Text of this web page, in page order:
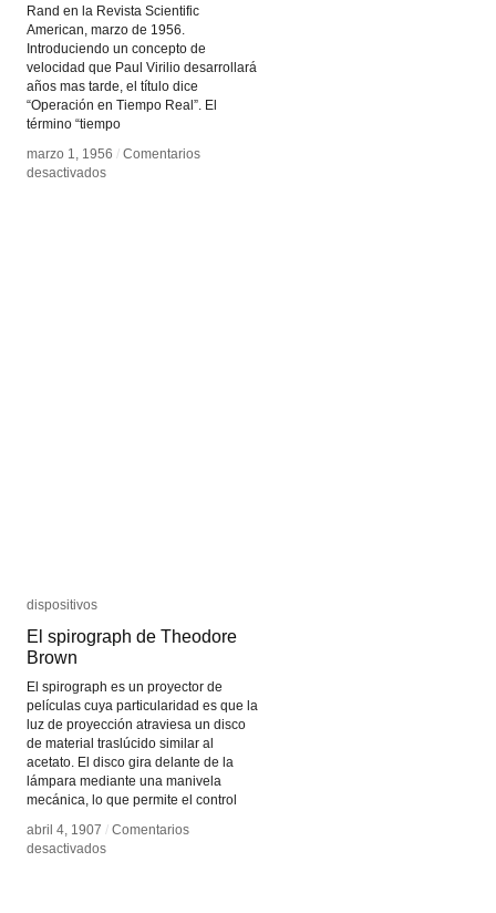
Rand en la Revista Scientific
American, marzo de 1956.
Introduciendo un concepto de
velocidad que Paul Virilio desarrollará
años mas tarde, el título dice
“Operación en Tiempo Real”. El
término “tiempo
marzo 1, 1956 / Comentarios
desactivadosen
marzo 1, 1956 / Comentarios
desactivadosen
dispositivos
El spirograph de Theodore
Brown
El spirograph es un proyector de
películas cuya particularidad es que la
luz de proyección atraviesa un disco
de material traslúcido similar al
acetato. El disco gira delante de la
lámpara mediante una manivela
mecánica, lo que permite el control
abril 4, 1907 / Comentarios
desactivadosen
dispositivos
El spirograph de Theodore
Brown
abril 4, 1907 / Comentarios
desactivadosen